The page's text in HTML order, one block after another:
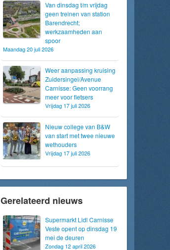
Van dinsdag t/m vrijdag
geen treinen van station
Barendrecht;
werkzaamheden aan
spoor
Maandag 20 juli 2026
Weer aanpassing kruising
Zuidersingel/Avenue
Carnisse: Geen voorrang
meer voor fietsers
Vrijdag 17 juli 2026
Nieuw college van B&W
van start met twee nieuwe
wethouders
Vrijdag 17 juli 2026
Gerelateerd nieuws
Supermarkt Lidl Carnisse
Veste opent op dinsdag 19
mei de deuren
Zondag 12 april 2026